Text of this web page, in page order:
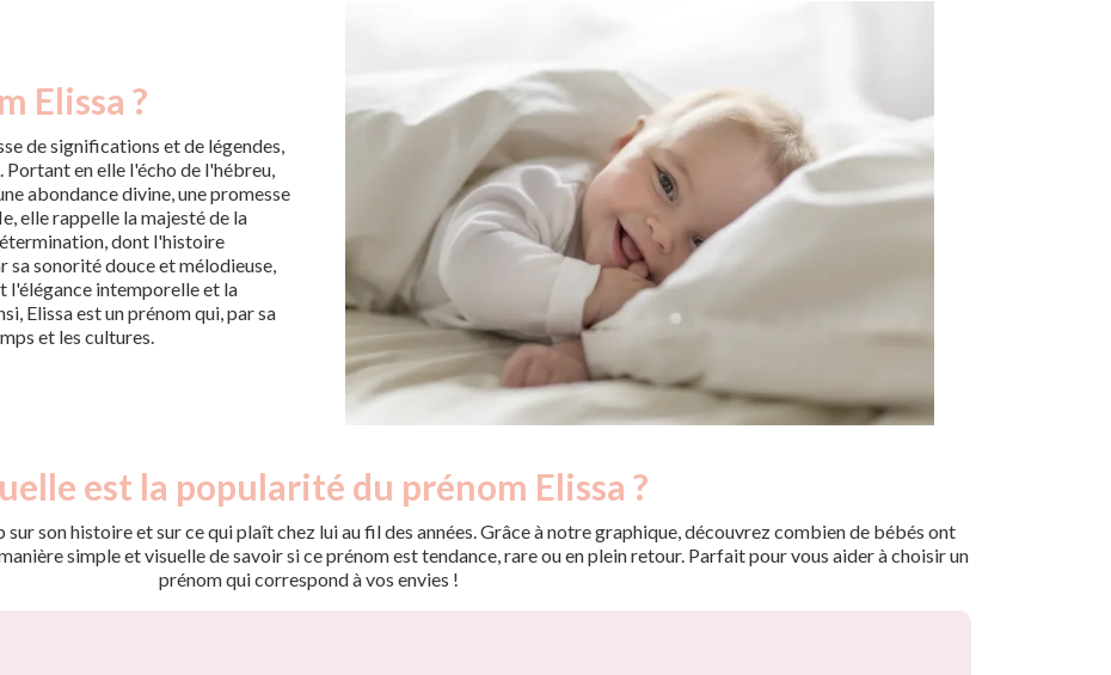
Elissa ?
de significations et de légendes,
en elle l'écho de l'hébreu,
abondance divine, une promesse
elle rappelle la majesté de la
dont l'histoire
sa sonorité douce et mélodieuse,
l'élégance intemporelle et la
Elissa est un prénom qui, par sa
et les cultures.
est la popularité du prénom Elissa ?
sur son histoire et sur ce qui plaît chez lui au fil des années. Grâce à notre graphique, découvrez combien de bébés ont
simple et visuelle de savoir si ce prénom est tendance, rare ou en plein retour. Parfait pour vous aider à choisir un
prénom qui correspond à vos envies !